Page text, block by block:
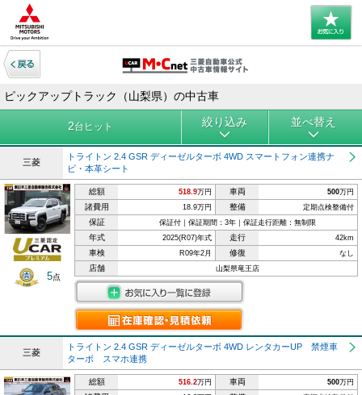
ピックアップトラック（山梨県）の中古車
2台ヒット 絞り込み 並べ替え
三菱
トライトン 2.4 GSR ディーゼルターボ 4WD スマートフォン連携ナ
ビ・本革シート
5点
総額 518.9万円 車両 500万円
諸費用 18.9万円 整備 定期点検整備付
保証 保証付｜保証期間：3年｜保証走行距離：無制限
年式 2025(R07)年式 走行 42km
車検 R09年2月 修復 なし
店舗 山梨県竜王店
三菱
トライトン 2.4 GSR ディーゼルターボ 4WD レンタカーUP 禁煙車
ターボ スマホ連携
総額 516.2万円 車両 500万円